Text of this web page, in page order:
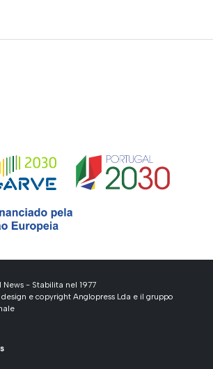
- Stabilita nel 1977
e copyright Anglopress Lda e il gruppo